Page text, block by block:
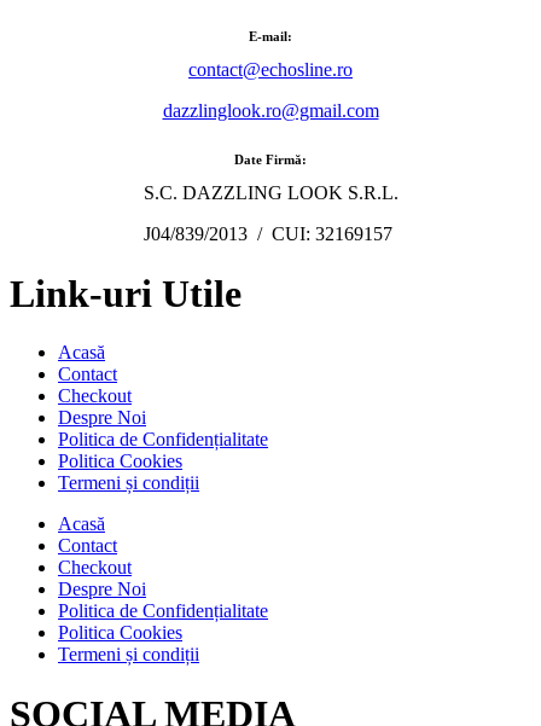
E-mail:
contact@echosline.ro
dazzlinglook.ro@gmail.com
Date Firmă:
S.C. DAZZLING LOOK S.R.L.
J04/839/2013 / CUI: 32169157
Link-uri Utile
Acasă
Contact
Checkout
Despre Noi
Politica de Confidențialitate
Politica Cookies
Termeni și condiții
Acasă
Contact
Checkout
Despre Noi
Politica de Confidențialitate
Politica Cookies
Termeni și condiții
SOCIAL MEDIA